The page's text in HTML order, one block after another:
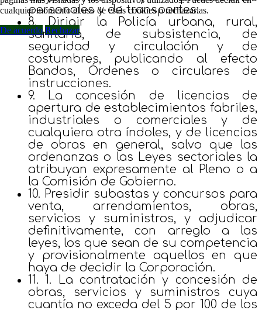
personales y de transportes.
8. Dirigir la Policía urbana, rural,
sanitaria, de subsistencia, de
seguridad y circulación y de
costumbres, publicando al efecto
Bandos, Órdenes o circulares de
instrucciones.
9. La concesión de licencias de
apertura de establecimientos fabriles,
industriales o comerciales y de
cualquiera otra índoles, y de licencias
de obras en general, salvo que las
ordenanzas o las Leyes sectoriales la
atribuyan expresamente al Pleno o a
la Comisión de Gobierno.
10. Presidir subastas y concursos para
venta, arrendamientos, obras,
servicios y suministros, y adjudicar
definitivamente, con arreglo a las
leyes, los que sean de su competencia
y provisionalmente aquellos en que
haya de decidir la Corporación.
11. 1. La contratación y concesión de
obras, servicios y suministros cuya
cuantía no exceda del 5 por 100 de los
cualquier momento el uso de estás cookies o rechazarlas.
De acuerdo Rechazar